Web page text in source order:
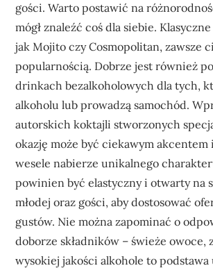
gości. Warto postawić na
mógł znaleźć coś dla siebie.
jak Mojito czy Cosmopolitan, zawsze
popularnością. Dobrze jest również
drinkach bezalkoholowych dla tych,
alkoholu lub prowadzą samochód.
autorskich koktajli stworzonych
okazję może być ciekawym akcentem
wesele nabierze unikalnego
powinien być elastyczny i otwarty na
młodej oraz gości, aby dostosować
gustów. Nie można zapominać o
doborze składników – świeże owoce,
wysokiej jakości alkohole to podstawa